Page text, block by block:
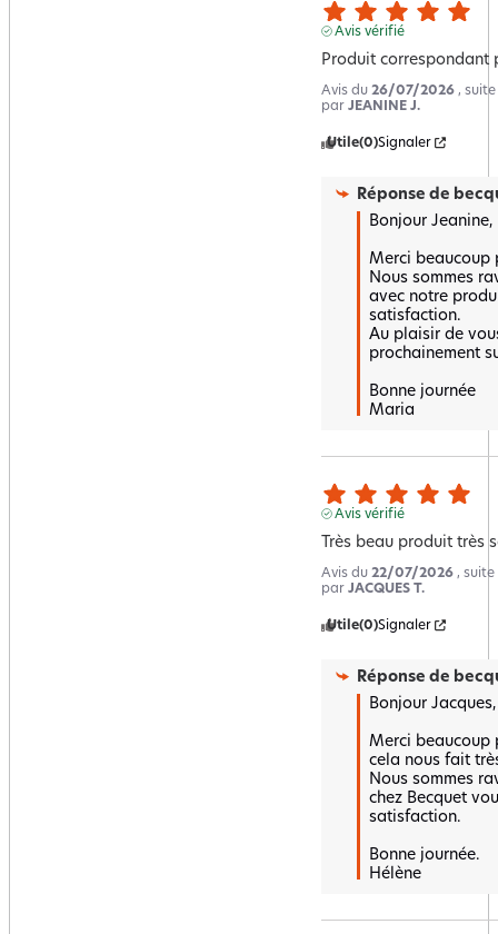
Avis vérifié
Produit
Avis du 26/07/2026 ,
par JEANINE J.
Utile(0)Signaler
Réponse de
Bonjour Jeanine,
Merci
Nous sommes
avec notre
satisfaction.
Au plaisir de
prochainement
Bonne journée
Maria
Avis vérifié
Très beau produit très
Avis du 22/07/2026 , suite
par JACQUES T.
Utile(0)Signaler
Réponse de
Bonjour Jacques,
Merci beaucoup
cela nous fait
Nous sommes
chez Becquet
satisfaction.
Bonne journée.
Hélène